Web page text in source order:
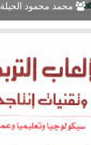
محمد محمود الحيلة